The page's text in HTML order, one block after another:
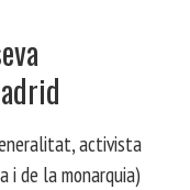
activista
i de la monarquia)